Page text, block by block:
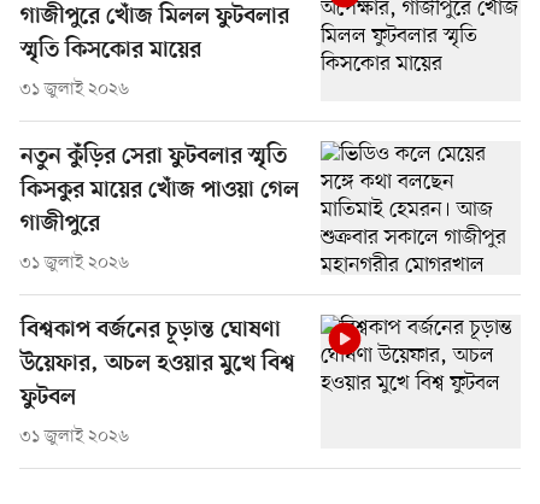
গাজীপুরে খোঁজ মিলল ফুটবলার
স্মৃতি কিসকোর মায়ের
৩১ জুলাই ২০২৬
নতুন কুঁড়ির সেরা ফুটবলার স্মৃতি
কিসকুর মায়ের খোঁজ পাওয়া গেল
গাজীপুরে
৩১ জুলাই ২০২৬
বিশ্বকাপ বর্জনের চূড়ান্ত ঘোষণা
উয়েফার, অচল হওয়ার মুখে বিশ্ব
ফুটবল
৩১ জুলাই ২০২৬